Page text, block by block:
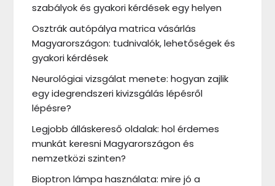
szabályok és gyakori kérdések egy helyen
Osztrák autópálya matrica vásárlás
Magyarországon: tudnivalók, lehetőségek és
gyakori kérdések
Neurológiai vizsgálat menete: hogyan zajlik
egy idegrendszeri kivizsgálás lépésről
lépésre?
Legjobb álláskereső oldalak: hol érdemes
munkát keresni Magyarországon és
nemzetközi szinten?
Bioptron lámpa használata: mire jó a